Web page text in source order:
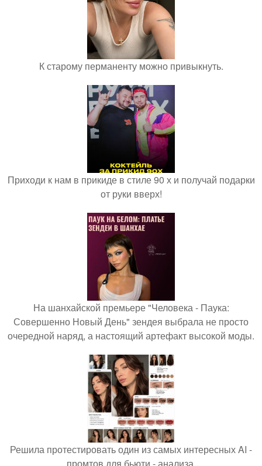
К старому перманенту можно привыкнуть.
Приходи к нам в прикиде в стиле 90 х и получай подарки
от руки вверх!
На шанхайской премьере "Человека - Паука:
Совершенно Новый День" зендея выбрала не просто
очередной наряд, а настоящий артефакт высокой моды.
Решила протестировать один из самых интересных AI -